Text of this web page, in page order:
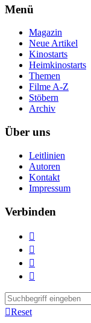
Menü
Magazin
Neue Artikel
Kinostarts
Heimkinostarts
Themen
Filme A-Z
Stöbern
Archiv
Über uns
Leitlinien
Autoren
Kontakt
Impressum
Verbinden




Reset